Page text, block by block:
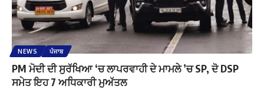
NEWS ਪੰਜਾਬ
PM ਮੋਦੀ ਦੀ ਸੁਰੱਖਿਆ ‘ਚ ਲਾਪਰਵਾਹੀ ਦੇ ਮਾਮਲੇ ’ਚ SP, ਦੋ DSP
ਸਮੇਤ ਇਹ 7 ਅਧਿਕਾਰੀ ਮੁਅੱਤਲ